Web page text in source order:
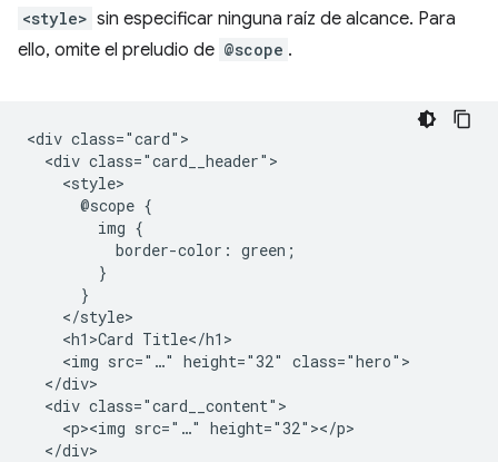
<style> sin especificar ninguna raíz de alcance. Para
ello, omite el preludio de @scope .
<div class="card">
  <div class="card__header">
    <style>
      @scope {
        img {
          border-color: green;
        }
      }
    </style>
    <h1>Card Title</h1>
    <img src="…" height="32" class="hero">
  </div>
  <div class="card__content">
    <p><img src="…" height="32"></p>
  </div>